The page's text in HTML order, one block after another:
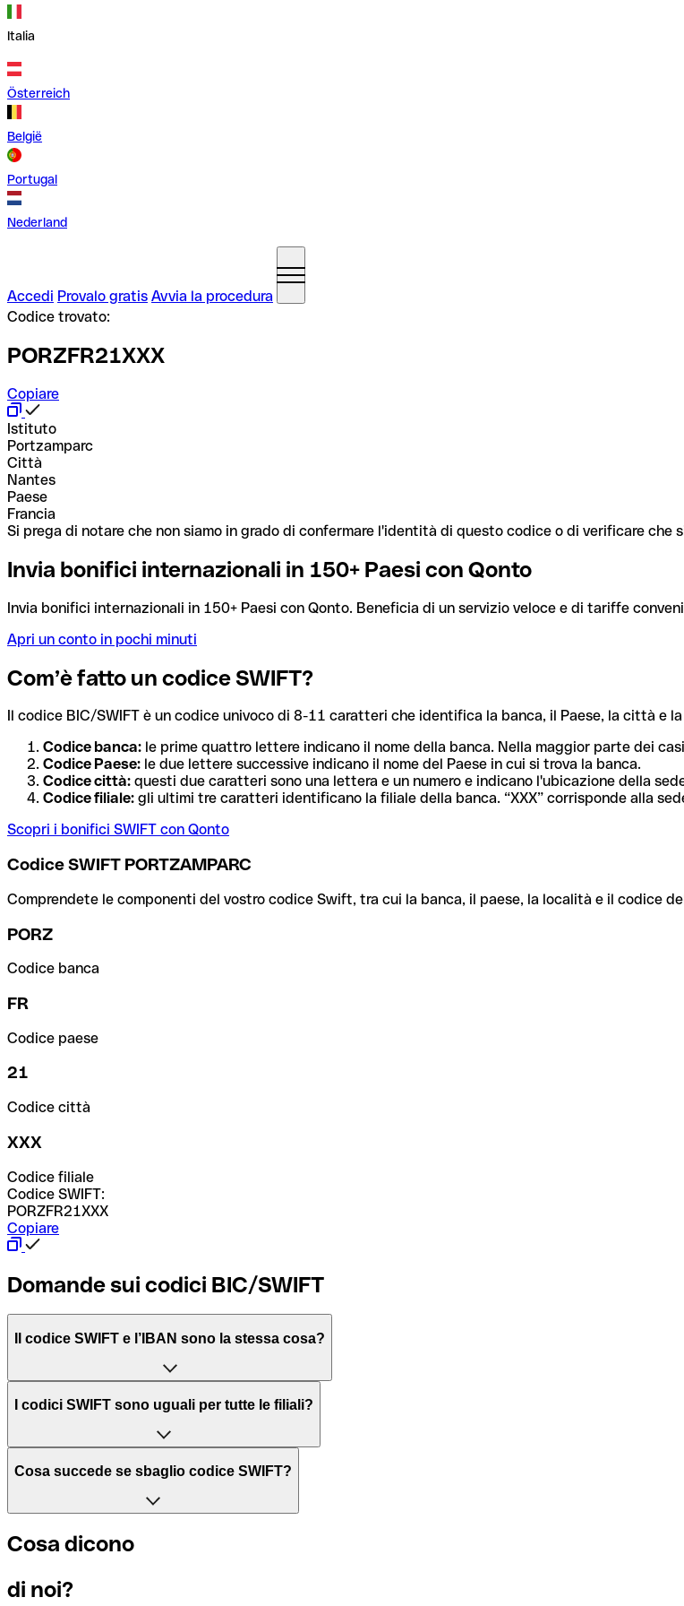
Italia
Österreich
België
Portugal
Nederland
Accedi Provalo gratis Avvia la procedura
Codice trovato:
PORZFR21XXX
Copiare
Istituto
Portzamparc
Città
Nantes
Paese
Francia
Si prega di notare che non siamo in grado di confermare l'identità di questo codice o di verificare
Invia bonifici internazionali in 150+ Paesi con Qonto
Invia bonifici internazionali in 150+ Paesi con Qonto. Beneficia di un servizio veloce e di tariffe
Apri un conto in pochi minuti
Com’è fatto un codice SWIFT?
Il codice BIC/SWIFT è un codice univoco di 8-11 caratteri che identifica la banca, il Paese, la città e
Codice banca: le prime quattro lettere indicano il nome della banca. Nella maggior parte dei
Codice Paese: le due lettere successive indicano il nome del Paese in cui si trova la banca.
Codice città: questi due caratteri sono una lettera e un numero e indicano l'ubicazione della
Codice filiale: gli ultimi tre caratteri identificano la filiale della banca. “XXX” corrisponde alla
Scopri i bonifici SWIFT con Qonto
Codice SWIFT PORTZAMPARC
Comprendete le componenti del vostro codice Swift, tra cui la banca, il paese, la località e il codice
PORZ
Codice banca
FR
Codice paese
21
Codice città
XXX
Codice filiale
Codice SWIFT:
PORZFR21XXX
Copiare
Domande sui codici BIC/SWIFT
Il codice SWIFT e l’IBAN sono la stessa cosa?
L'acronimo SWIFT sta per “Society for Worldwide Interbank Financial Telecommunication”, una rete
Il BIC, invece, sta per “Bank Identifier Code” ed è una sequenza di caratteri necessaria per
I codici SWIFT sono uguali per tutte le filiali?
Dipende dalle banche. In alcuni casi le banche utilizzano lo stesso codice SWIFT per filiali diverse. In
Per sapere a quale filiale fa riferimento un codice SWIFT, è necessario controllare le ultime cifre. Se il
Cosa succede se sbaglio codice SWIFT?
Se per caso invii un pagamento a un codice SWIFT esistente ma sbagliato, la banca ricevente deve
Se ti accorgi di aver usato un codice SWIFT sbagliato, contatta immediatamente la tua banca e chiedi
Cosa dicono
di noi?